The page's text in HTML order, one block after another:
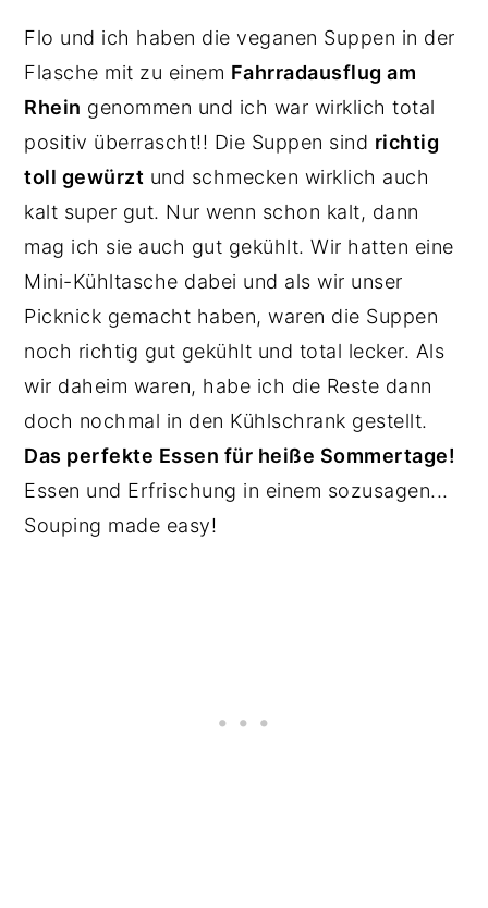
Flo und ich haben die veganen Suppen in der
Flasche mit zu einem Fahrradausflug am
Rhein genommen und ich war wirklich total
positiv überrascht!! Die Suppen sind richtig
toll gewürzt und schmecken wirklich auch
kalt super gut. Nur wenn schon kalt, dann
mag ich sie auch gut gekühlt. Wir hatten eine
Mini-Kühltasche dabei und als wir unser
Picknick gemacht haben, waren die Suppen
noch richtig gut gekühlt und total lecker. Als
wir daheim waren, habe ich die Reste dann
doch nochmal in den Kühlschrank gestellt.
Das perfekte Essen für heiße Sommertage!
Essen und Erfrischung in einem sozusagen...
Souping made easy!